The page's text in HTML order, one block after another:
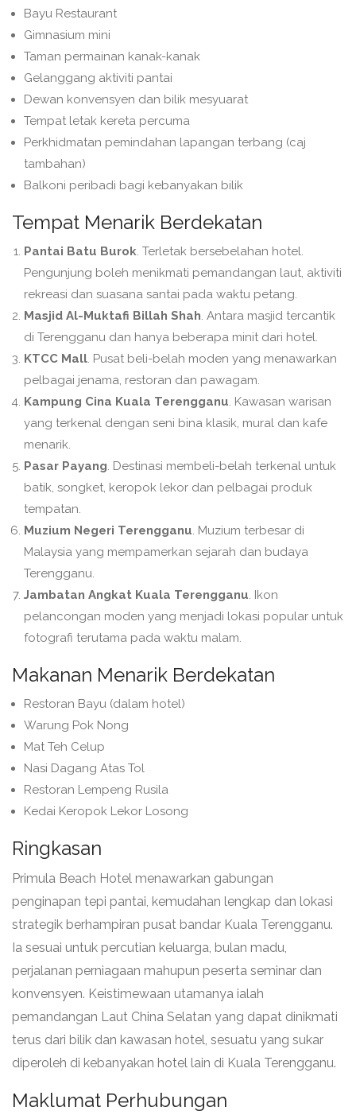
Bayu Restaurant
Gimnasium mini
Taman permainan kanak-kanak
Gelanggang aktiviti pantai
Dewan konvensyen dan bilik mesyuarat
Tempat letak kereta percuma
Perkhidmatan pemindahan lapangan terbang (caj
tambahan)
Balkoni peribadi bagi kebanyakan bilik
Tempat Menarik Berdekatan
Pantai Batu Burok. Terletak bersebelahan hotel.
Pengunjung boleh menikmati pemandangan laut, aktiviti
rekreasi dan suasana santai pada waktu petang.
Masjid Al-Muktafi Billah Shah. Antara masjid tercantik
di Terengganu dan hanya beberapa minit dari hotel.
KTCC Mall. Pusat beli-belah moden yang menawarkan
pelbagai jenama, restoran dan pawagam.
Kampung Cina Kuala Terengganu. Kawasan warisan
yang terkenal dengan seni bina klasik, mural dan kafe
menarik.
Pasar Payang. Destinasi membeli-belah terkenal untuk
batik, songket, keropok lekor dan pelbagai produk
tempatan.
Muzium Negeri Terengganu. Muzium terbesar di
Malaysia yang mempamerkan sejarah dan budaya
Terengganu.
Jambatan Angkat Kuala Terengganu. Ikon
pelancongan moden yang menjadi lokasi popular untuk
fotografi terutama pada waktu malam.
Makanan Menarik Berdekatan
Restoran Bayu (dalam hotel)
Warung Pok Nong
Mat Teh Celup
Nasi Dagang Atas Tol
Restoran Lempeng Rusila
Kedai Keropok Lekor Losong
Ringkasan
Primula Beach Hotel menawarkan gabungan
penginapan tepi pantai, kemudahan lengkap dan lokasi
strategik berhampiran pusat bandar Kuala Terengganu.
Ia sesuai untuk percutian keluarga, bulan madu,
perjalanan perniagaan mahupun peserta seminar dan
konvensyen. Keistimewaan utamanya ialah
pemandangan Laut China Selatan yang dapat dinikmati
terus dari bilik dan kawasan hotel, sesuatu yang sukar
diperoleh di kebanyakan hotel lain di Kuala Terengganu.
Maklumat Perhubungan